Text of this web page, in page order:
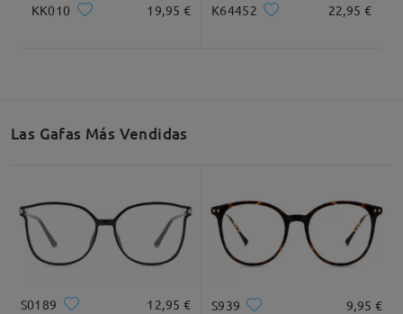
KK010 19,95 € K64452 22,95 €
Las Gafas Más Vendidas
S0189 12,95 € S939 9,95 €